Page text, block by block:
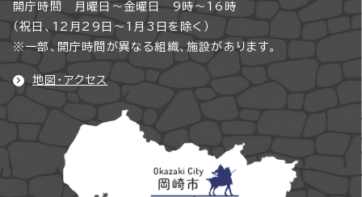
開庁時間 月曜日～金曜日 9時～16時
（祝日、12月29日～1月3日を除く）
※一部、開庁時間が異なる組織、施設があります。
地図・アクセス